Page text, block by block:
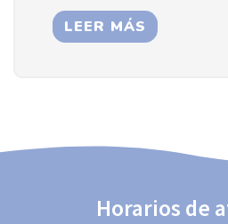
Horarios de